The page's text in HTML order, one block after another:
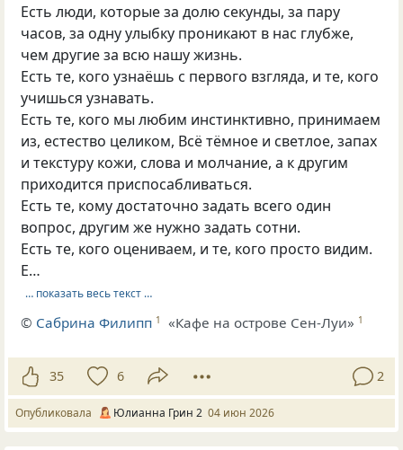
Есть люди, которые за долю секунды, за пару
часов, за одну улыбку проникают в нас глубже,
чем другие за всю нашу жизнь.
Есть те, кого узнаёшь с первого взгляда, и те, кого
учишься узнавать.
Есть те, кого мы любим инстинктивно, принимаем
из, естество целиком, Всё тёмное и светлое, запах
и текстуру кожи, слова и молчание, а к другим
приходится приспосабливаться.
Есть те, кому достаточно задать всего один
вопрос, другим же нужно задать сотни.
Есть те, кого оцениваем, и те, кого просто видим.
Е…
… показать весь текст …
© Сабрина Филипп 1 «Кафе на острове Сен-Луи» 1
35 6 2
Опубликовала Юлианна Грин 2 04 июн 2026